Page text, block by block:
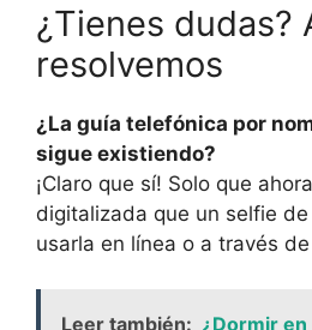
¿Tienes dudas?
resolvemos
¿La guía telefónica por
sigue existiendo?
¡Claro que sí! Solo que
digitalizada que un selfie
usarla en línea o a través
Leer también: ¿Dormir en